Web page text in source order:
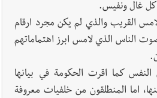
كل غال ونفيس.
القريب والذي لم يكن مجرد ارقام
الناس الذي لامس ابرز اهتماماتهم
النفس كما اقرت الحكومة في بيانها
اما المنطلقون من خلفيات معروفة